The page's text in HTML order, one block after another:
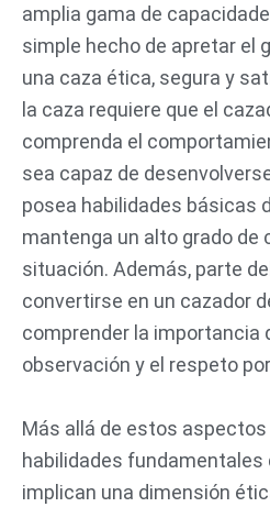
amplia gama de
simple hecho de apretar el
una caza ética, segura y
la caza requiere que el
comprenda el
sea capaz de
posea habilidades básicas
mantenga un alto grado de
situación. Además, parte
convertirse en un cazador
comprender la importancia
observación y el respeto
Más allá de estos
habilidades fundamentales
implican una dimensión